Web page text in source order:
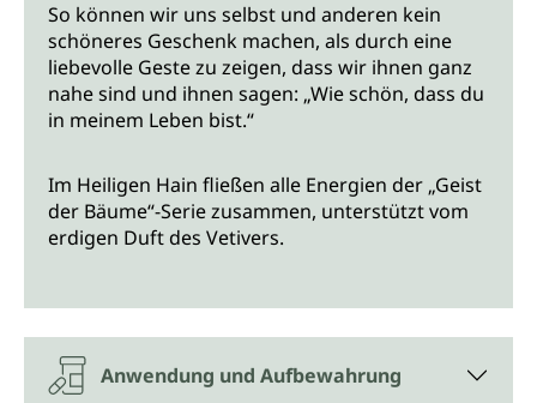
So können wir uns selbst und anderen kein
schöneres Geschenk machen, als durch eine
liebevolle Geste zu zeigen, dass wir ihnen ganz
nahe sind und ihnen sagen: „Wie schön, dass du
in meinem Leben bist.“
Im Heiligen Hain fließen alle Energien der „Geist
der Bäume“-Serie zusammen, unterstützt vom
erdigen Duft des Vetivers.
Anwendung und Aufbewahrung